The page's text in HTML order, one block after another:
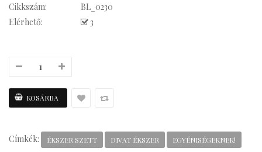
Cikkszám:
BL_0230
Elérhető:
3
Címkék: ÉKSZER SZETT DIVAT ÉKSZER EGYÉNISÉGEKNEK!